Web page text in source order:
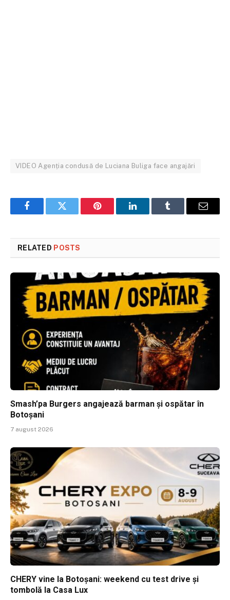
VIDEO Agenția condusă de Luciana Buliga face angajări
FacebookTwitter Pinterest LinkedInTumblr Email
RELATED POSTS
Smash’pa Burgers angajează barman și ospătar în
Botoșani
7 august 2026
CHERY vine la Botoșani: weekend cu test drive și
tombolă la Casa Lux